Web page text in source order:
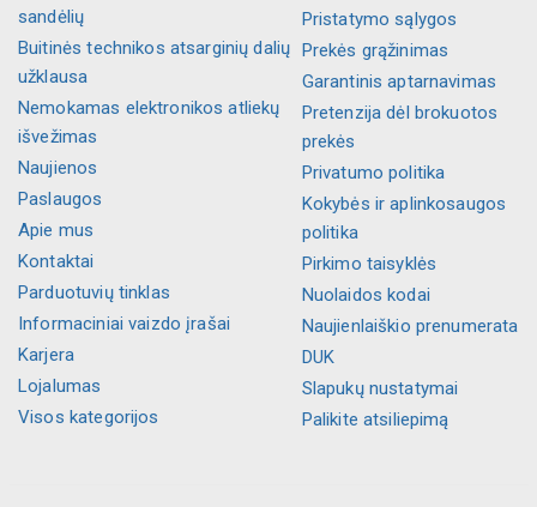
sandėlių
Buitinės technikos atsarginių dalių
užklausa
Nemokamas elektronikos atliekų
išvežimas
Naujienos
Paslaugos
Apie mus
Kontaktai
Parduotuvių tinklas
Informaciniai vaizdo įrašai
Karjera
Lojalumas
Visos kategorijos
Pristatymo sąlygos
Prekės grąžinimas
Garantinis aptarnavimas
Pretenzija dėl brokuotos
prekės
Privatumo politika
Kokybės ir aplinkosaugos
politika
Pirkimo taisyklės
Nuolaidos kodai
Naujienlaiškio prenumerata
DUK
Slapukų nustatymai
Palikite atsiliepimą